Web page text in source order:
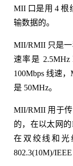
MII 口是用 4 根
输数据的。
MII/RMII 只是
速率是
100Mbps 线速
是 50MHz。
MII/RMII 用于
的，在以太网
在双绞线和光
802.3(10M)/